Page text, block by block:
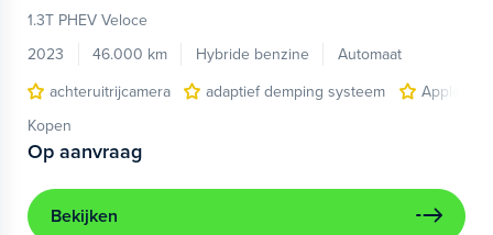
1.3T PHEV Veloce
2023
46.000 km Hybride benzine
Automaat
achteruitrijcamera
adaptief demping systeem
Apple
Kopen
Op aanvraag
Bekijken